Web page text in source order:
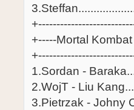
+-----Mortal
1.Sordan -
2.WojT - Liu
3.Pietrzak - Johny